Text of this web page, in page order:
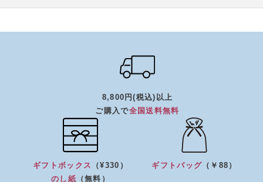
8,800円(税込)以上
ご購入で全国送料無料
ギフトボックス
（¥330）
のし紙 （無料）
ギフトバッグ （￥88）